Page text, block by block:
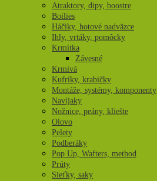
Atraktory, dipy, boostre
Boilies
Háčiky, hotové nadväzce
Ihly, vrtáky, pomôcky
Krmítka
Závesné
Krmivá
Kufríky, krabičky
Montáže, systémy, komponenty
Navíjaky
Nožnice, peány, kliešte
Olovo
Pelety
Podberáky
Pop Up, Wafters, method
Prúty
Sieťky, saky